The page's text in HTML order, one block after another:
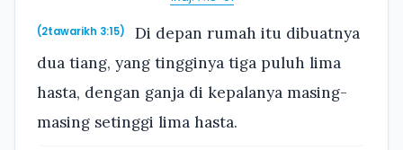
(2tawarikh 3:15)
Di depan rumah itu dibuatnya
dua tiang, yang tingginya tiga puluh lima
hasta, dengan ganja di kepalanya masing-
masing setinggi lima hasta.